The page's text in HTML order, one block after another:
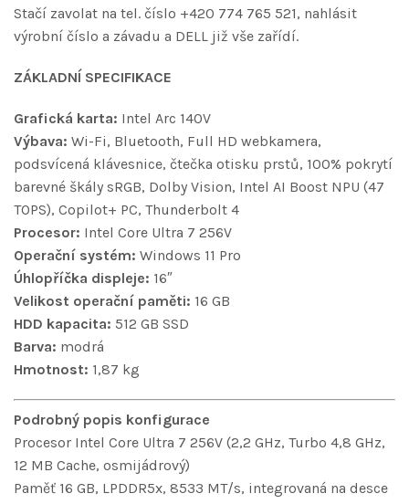
Stačí zavolat na tel. číslo +420 774 765 521, nahlásit
výrobní číslo a závadu a DELL již vše zařídí.
ZÁKLADNÍ SPECIFIKACE
Grafická karta: Intel Arc 140V
Výbava: Wi-Fi, Bluetooth, Full HD webkamera,
podsvícená klávesnice, čtečka otisku prstů, 100% pokrytí
barevné škály sRGB, Dolby Vision, Intel AI Boost NPU (47
TOPS), Copilot+ PC, Thunderbolt 4
Procesor: Intel Core Ultra 7 256V
Operační systém: Windows 11 Pro
Úhlopříčka displeje: 16″
Velikost operační paměti: 16 GB
HDD kapacita: 512 GB SSD
Barva: modrá
Hmotnost: 1,87 kg
Podrobný popis konfigurace
Procesor Intel Core Ultra 7 256V (2,2 GHz, Turbo 4,8 GHz,
12 MB Cache, osmijádrový)
Paměť 16 GB, LPDDR5x, 8533 MT/s, integrovaná na desce